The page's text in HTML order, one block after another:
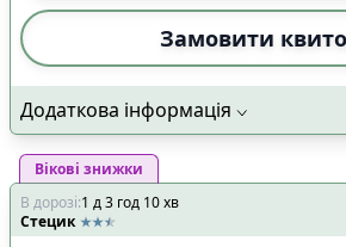
Замовити
Додаткова інформація
Вікові знижки
В дорозі:1 д3 год 10хв
Стецик